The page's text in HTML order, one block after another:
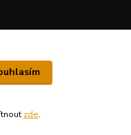
s.r.o.zde.